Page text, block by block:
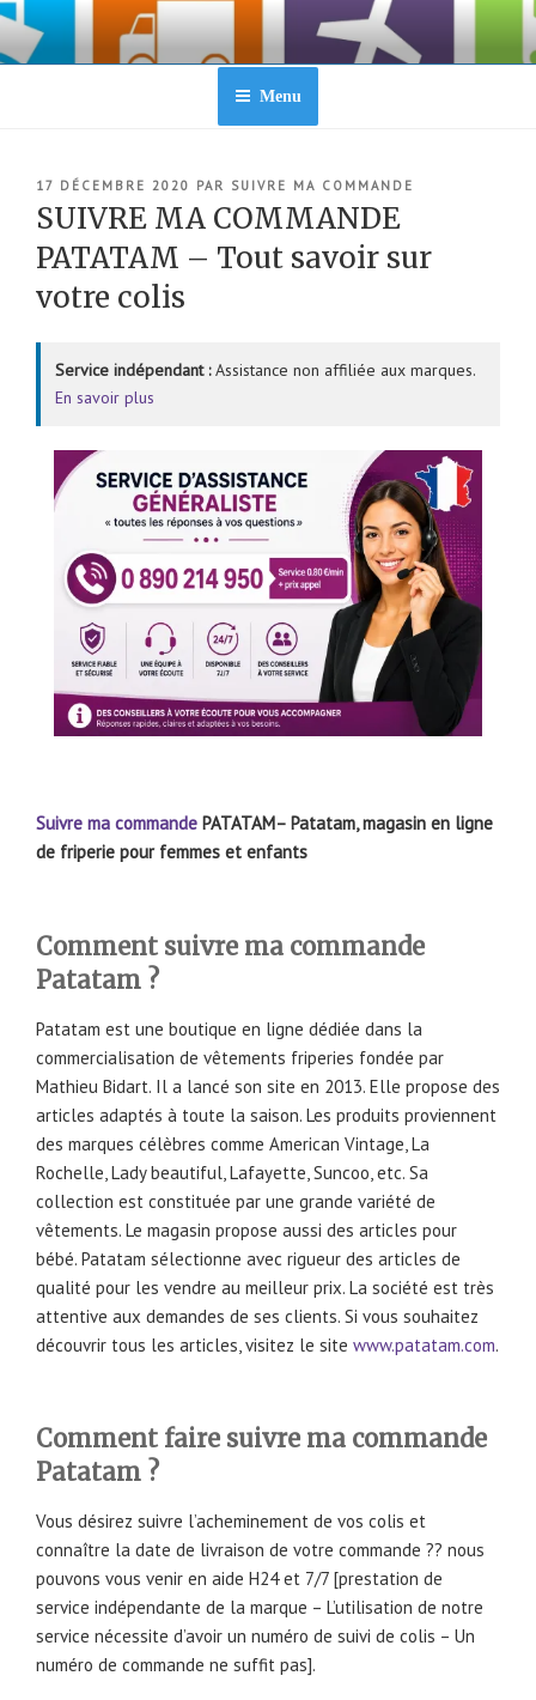
Aller
contenu
Menu
PUBLIÉ
LE
17 DÉCEMBRE 2020 PAR SUIVRE MA COMMANDE
SUIVRE MA COMMANDE
PATATAM – Tout savoir sur
votre colis
Service indépendant :Assistance non affiliée aux marques.
En savoir plus
Suivre ma commande PATATAM– Patatam, magasin en ligne
de friperie pour femmes et enfants
Comment suivre ma commande
Patatam ?
Patatam est une boutique en ligne dédiée dans la
commercialisation de vêtements friperies fondée par
Mathieu Bidart. Il a lancé son site en 2013. Elle propose des
articles adaptés à toute la saison. Les produits proviennent
des marques célèbres comme American Vintage, La
Rochelle, Lady beautiful, Lafayette, Suncoo, etc. Sa
collection est constituée par une grande variété de
vêtements. Le magasin propose aussi des articles pour
bébé. Patatam sélectionne avec rigueur des articles de
qualité pour les vendre au meilleur prix. La société est très
attentive aux demandes de ses clients. Si vous souhaitez
découvrir tous les articles, visitez le site www.patatam.com.
Comment faire suivre ma commande
Patatam ?
Vous désirez suivre l’acheminement de vos colis et
connaître la date de livraison de votre commande ?? nous
pouvons vous venir en aide H24 et 7/7 [prestation de
service indépendante de la marque – L’utilisation de notre
service nécessite d’avoir un numéro de suivi de colis – Un
numéro de commande ne suffit pas].